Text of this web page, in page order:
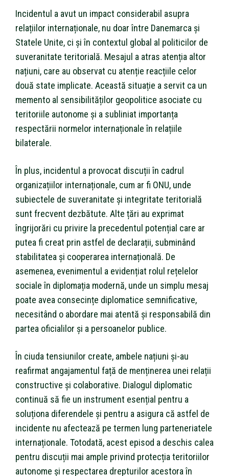
Incidentul a avut un impact considerabil asupra
relațiilor internaționale, nu doar între Danemarca și
Statele Unite, ci și în contextul global al politicilor de
suveranitate teritorială. Mesajul a atras atenția altor
națiuni, care au observat cu atenție reacțiile celor
două state implicate. Această situație a servit ca un
memento al sensibilităților geopolitice asociate cu
teritoriile autonome și a subliniat importanța
respectării normelor internaționale în relațiile
bilaterale.
În plus, incidentul a provocat discuții în cadrul
organizațiilor internaționale, cum ar fi ONU, unde
subiectele de suveranitate și integritate teritorială
sunt frecvent dezbătute. Alte țări au exprimat
îngrijorări cu privire la precedentul potențial care ar
putea fi creat prin astfel de declarații, subminând
stabilitatea și cooperarea internațională. De
asemenea, evenimentul a evidențiat rolul rețelelor
sociale în diplomația modernă, unde un simplu mesaj
poate avea consecințe diplomatice semnificative,
necesitând o abordare mai atentă și responsabilă din
partea oficialilor și a persoanelor publice.
În ciuda tensiunilor create, ambele națiuni și-au
reafirmat angajamentul față de menținerea unei relații
constructive și colaborative. Dialogul diplomatic
continuă să fie un instrument esențial pentru a
soluționa diferendele și pentru a asigura că astfel de
incidente nu afectează pe termen lung parteneriatele
internaționale. Totodată, acest episod a deschis calea
pentru discuții mai ample privind protecția teritoriilor
autonome și respectarea drepturilor acestora în